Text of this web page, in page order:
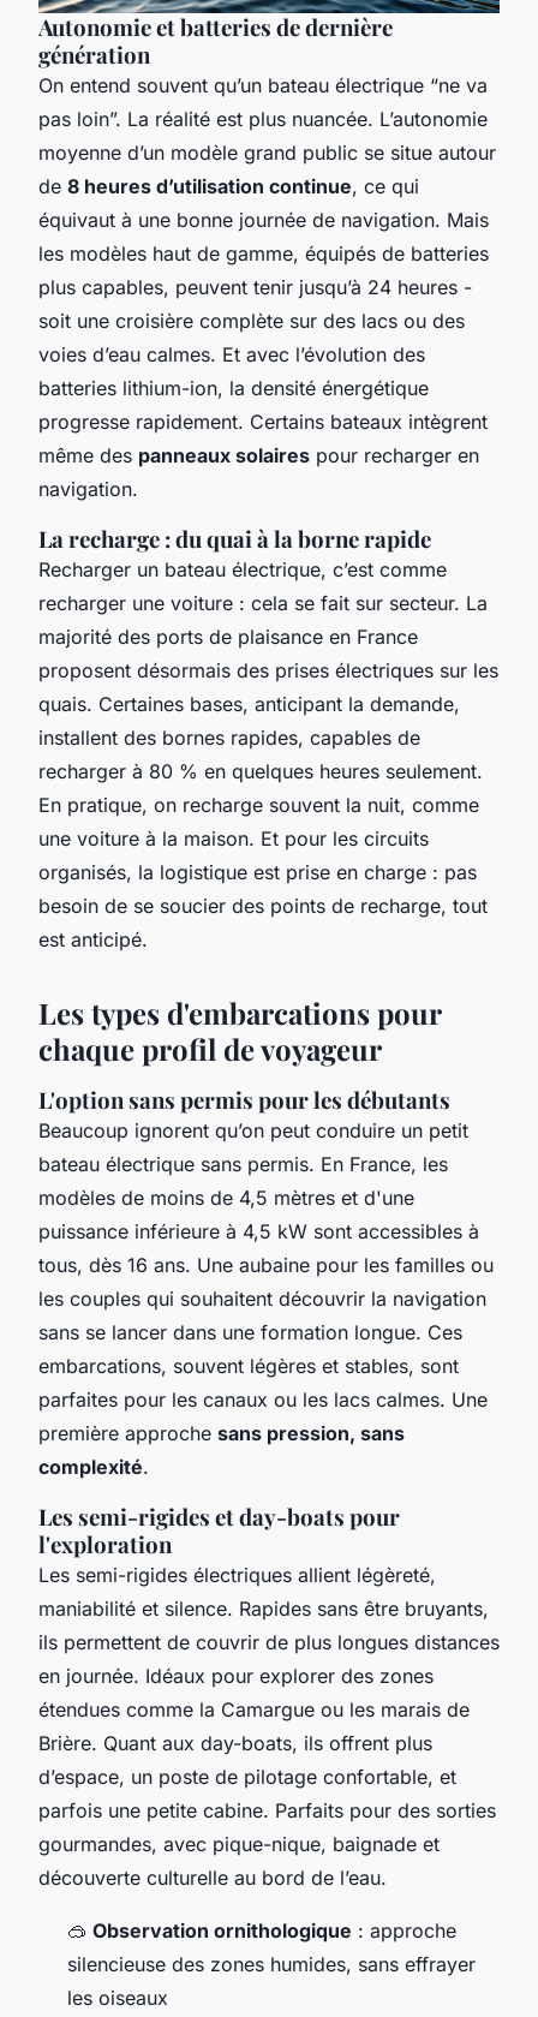
Autonomie et batteries de dernière
génération
On entend souvent qu’un bateau électrique “ne va
pas loin”. La réalité est plus nuancée. L’autonomie
moyenne d’un modèle grand public se situe autour
de 8 heures d’utilisation continue, ce qui
équivaut à une bonne journée de navigation. Mais
les modèles haut de gamme, équipés de batteries
plus capables, peuvent tenir jusqu’à 24 heures -
soit une croisière complète sur des lacs ou des
voies d’eau calmes. Et avec l’évolution des
batteries lithium-ion, la densité énergétique
progresse rapidement. Certains bateaux intègrent
même des panneaux solaires pour recharger en
navigation.
La recharge : du quai à la borne rapide
Recharger un bateau électrique, c’est comme
recharger une voiture : cela se fait sur secteur. La
majorité des ports de plaisance en France
proposent désormais des prises électriques sur les
quais. Certaines bases, anticipant la demande,
installent des bornes rapides, capables de
recharger à 80 % en quelques heures seulement.
En pratique, on recharge souvent la nuit, comme
une voiture à la maison. Et pour les circuits
organisés, la logistique est prise en charge : pas
besoin de se soucier des points de recharge, tout
est anticipé.
Les types d'embarcations pour
chaque profil de voyageur
L'option sans permis pour les débutants
Beaucoup ignorent qu’on peut conduire un petit
bateau électrique sans permis. En France, les
modèles de moins de 4,5 mètres et d'une
puissance inférieure à 4,5 kW sont accessibles à
tous, dès 16 ans. Une aubaine pour les familles ou
les couples qui souhaitent découvrir la navigation
sans se lancer dans une formation longue. Ces
embarcations, souvent légères et stables, sont
parfaites pour les canaux ou les lacs calmes. Une
première approche sans pression, sans
complexité.
Les semi-rigides et day-boats pour
l'exploration
Les semi-rigides électriques allient légèreté,
maniabilité et silence. Rapides sans être bruyants,
ils permettent de couvrir de plus longues distances
en journée. Idéaux pour explorer des zones
étendues comme la Camargue ou les marais de
Brière. Quant aux day-boats, ils offrent plus
d’espace, un poste de pilotage confortable, et
parfois une petite cabine. Parfaits pour des sorties
gourmandes, avec pique-nique, baignade et
découverte culturelle au bord de l’eau.
🥽 Observation ornithologique : approche
silencieuse des zones humides, sans effrayer
les oiseaux